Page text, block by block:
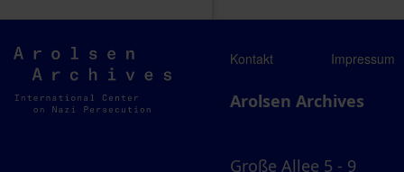
Arolsen
Archives
Kontakt Impressum
Arolsen Archives
Große Allee 5 - 9